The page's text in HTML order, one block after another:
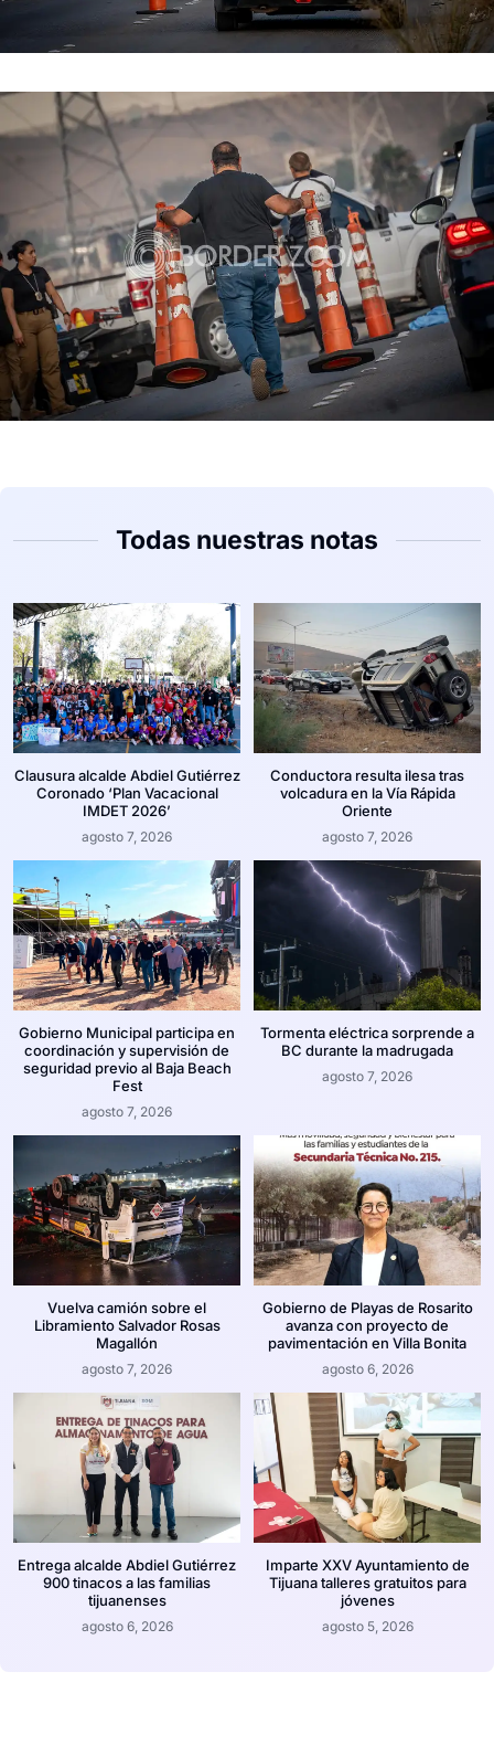
Todas nuestras notas
Clausura alcalde Abdiel Gutiérrez
Coronado ‘Plan Vacacional
IMDET 2026’
agosto 7, 2026
Conductora resulta ilesa tras
volcadura en la Vía Rápida
Oriente
agosto 7, 2026
Gobierno Municipal participa en
coordinación y supervisión de
seguridad previo al Baja Beach
Fest
agosto 7, 2026
Tormenta eléctrica sorprende a
BC durante la madrugada
agosto 7, 2026
Vuelva camión sobre el
Libramiento Salvador Rosas
Magallón
agosto 7, 2026
Gobierno de Playas de Rosarito
avanza con proyecto de
pavimentación en Villa Bonita
agosto 6, 2026
Entrega alcalde Abdiel Gutiérrez
900 tinacos a las familias
tijuanenses
agosto 6, 2026
Imparte XXV Ayuntamiento de
Tijuana talleres gratuitos para
jóvenes
agosto 5, 2026